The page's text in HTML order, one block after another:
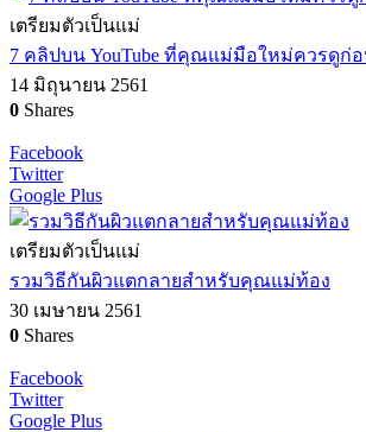
เตรียมตัวเป็นแม่
7 คลิปบน YouTube ที่คุณแม่มือใหม่ควรดูก่
14 มิถุนายน 2561
0 Shares
Facebook
Twitter
Google Plus
เตรียมตัวเป็นแม่
รวมวิธีกันผิวแตกลายสำหรับคุณแม่ท้อง
30 เมษายน 2561
0 Shares
Facebook
Twitter
Google Plus